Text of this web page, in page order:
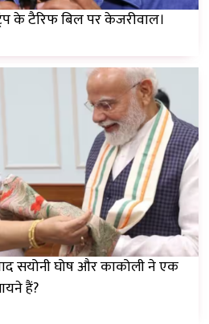
के टैरिफ बिल पर केजरीवाल।
सयोनी घोष और काकोली ने एक
हैं?